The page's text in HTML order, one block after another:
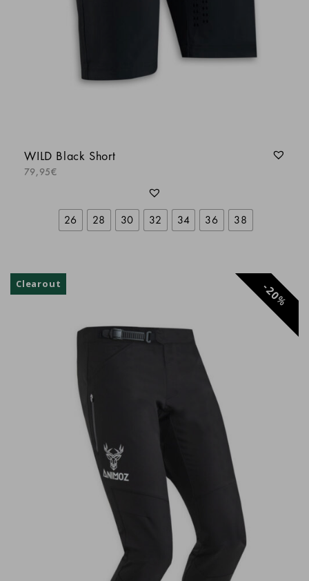
Ras, juste comme il faut
Jean-Baptiste COQUELET
Les matériaux sont top, la petite poche avec
la chamoisine est une super idée !
Alexandre Geneste
WILD Black Short
79,95€
26 28 30 32 34 36 38
%
20
Clearout